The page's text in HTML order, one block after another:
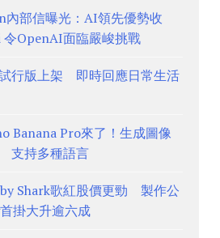
內部信曝光：AI領先優勢收
OpenAI面臨嚴峻挑戰
試行版上架 即時回應日常生活
Banana Pro來了！生成圖像
支持多種語言
Shark歌紅股價更勁 製作公
掛大升逾六成